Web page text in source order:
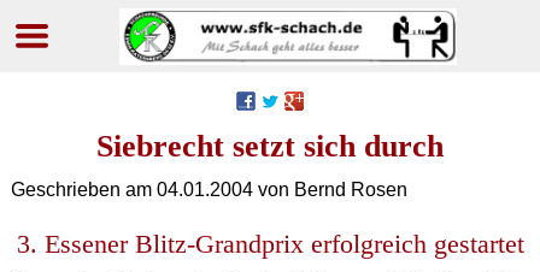
Siebrecht setzt sich durch
Geschrieben am 04.01.2004von Bernd Rosen
3. Essener Blitz-Grandprix erfolgreich gestartet